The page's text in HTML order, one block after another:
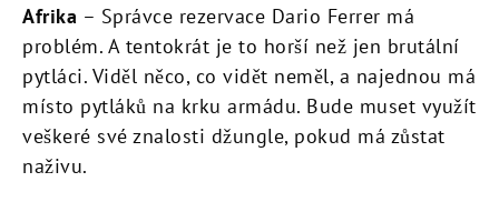
Afrika – Správce rezervace Dario Ferrer má
problém. A tentokrát je to horší než jen brutální
pytláci. Viděl něco, co vidět neměl, a najednou má
místo pytláků na krku armádu. Bude muset využít
veškeré své znalosti džungle, pokud má zůstat
naživu.